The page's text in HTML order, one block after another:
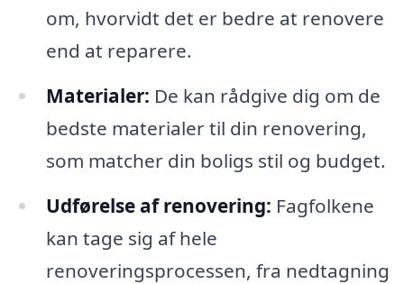
om, hvorvidt det er bedre at renovere
end at reparere.
Materialer: De kan rådgive dig om de
bedste materialer til din renovering,
som matcher din boligs stil og budget.
Udførelse af renovering: Fagfolkene
kan tage sig af hele
renoveringsprocessen, fra nedtagning